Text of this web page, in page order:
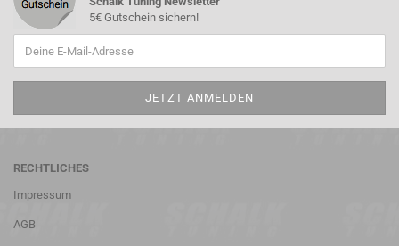
5€ Gutschein sichern!
RECHTLICHES
Impressum
AGB